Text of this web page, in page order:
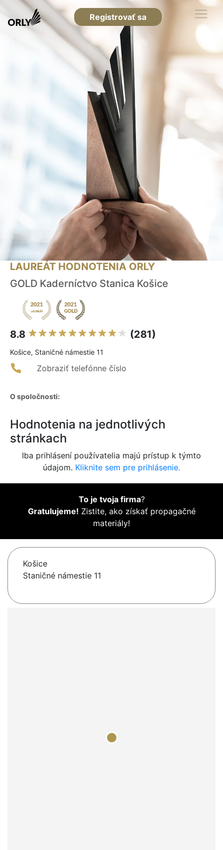
Registrovať sa
LAUREÁT HODNOTENIA ORLY
GOLD Kaderníctvo Stanica Košice
8.8 (281)
Košice, Staničné námestie 11
Zobraziť telefónne číslo
O spoločnosti:
Hodnotenia na jednotlivých
stránkach
Iba prihlásení používatelia majú prístup k týmto
údajom. Kliknite sem pre prihlásenie.
To je tvoja firma?
Gratulujeme! Zistite, ako získať propagačné
materiály!
Košice
Staničné námestie 11